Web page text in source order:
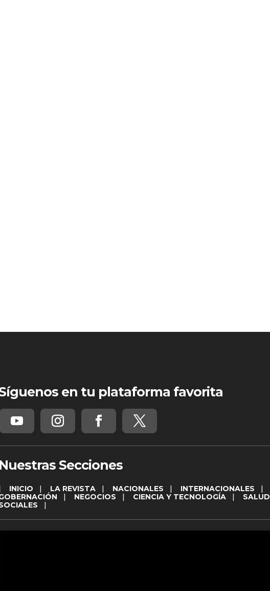
en tu plataforma favorita
Nuestras Secciones
INICIO LA REVISTA| NACIONALES INTERNACIONALES
NEGOCIOS CIENCIA Y TECNOLOGÍA| SALUD